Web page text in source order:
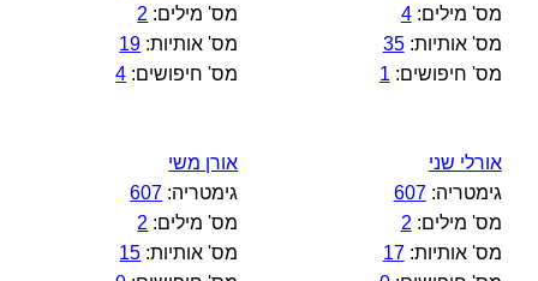
מס' מילים:4
מס' אותיות:35
מס' חיפושים: 1
מס' מילים: 2
מס' אותיות: 19
מס' חיפושים: 4
אורלי שני
גימטריה:607
מס' מילים: 2
מס' אותיות:17
אורן משי
גימטריה: 607
מס' מילים: 2
מס' אותיות: 15